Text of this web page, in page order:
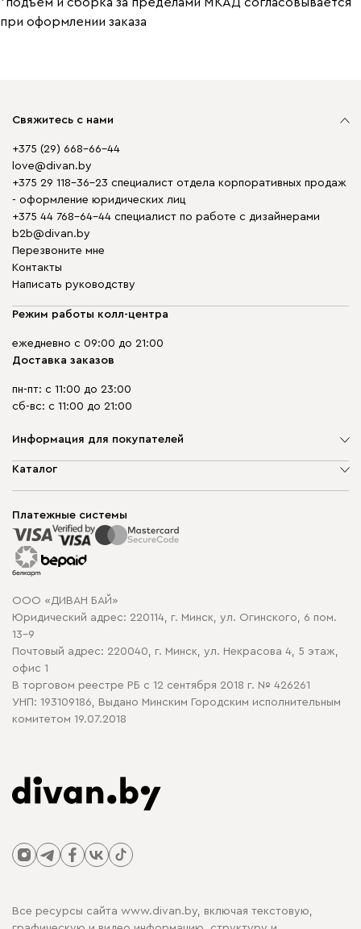
при оформлении заказа
Свяжитесь с нами
+375 (29) 668-66-44
love@divan.by
+375 29 118-36-23 специалист отдела корпоративных продаж
- оформление юридических лиц
+375 44 768-64-44 специалист по работе с дизайнерами
b2b@divan.by
Перезвоните мне
Контакты
Написать руководству
Режим работы колл-центра
ежедневно с 09:00 до 21:00
Доставка заказов
пн-пт: с 11:00 до 23:00
сб-вс: с 11:00 до 21:00
Информация для покупателей
О компании
Способы оплаты
Рассрочка и кредит
Гарантия
Карта сайта
Политика конфиденциальности
Политика в отношении обработки cookie
Каталог
Корпусная мебель
Распродажа мебели
Платежные системы
ООО «ДИВАН БАЙ»
Юридический адрес: 220114, г. Минск, ул. Огинского, 6 пом.
13-9
Почтовый адрес: 220040, г. Минск, ул. Некрасова 4, 5 этаж,
офис 1
В торговом реестре РБ с 12 сентября 2018 г. № 426261
УНП: 193109186, Выдано Минским Городским исполнительным
комитетом 19.07.2018
Все ресурсы сайта www.divan.by, включая текстовую,